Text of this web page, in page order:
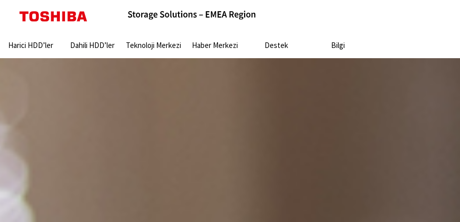
Harici HDD’ler Dahili HDD’ler Teknoloji Merkezi Haber Merkezi Destek Bilgi
Search: